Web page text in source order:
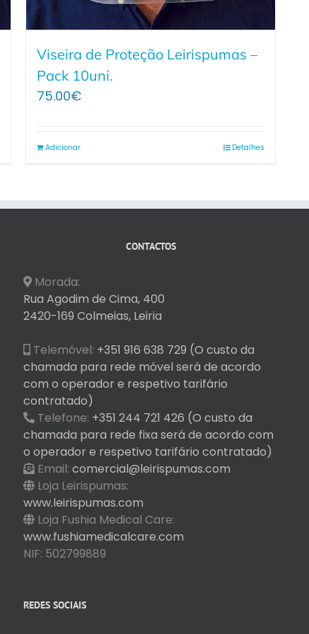
Viseira de Proteção Leirispumas –
Pack 10uni.
75.00€
Adicionar Detalhes
CONTACTOS
Morada:
Rua Agodim de Cima, 400
2420-169 Colmeias, Leiria
Telemóvel: +351 916 638 729 (O custo da
chamada para rede móvel será de acordo
com o operador e respetivo tarifário
contratado)
Telefone: +351 244 721 426 (O custo da
chamada para rede fixa será de acordo com
o operador e respetivo tarifário contratado)
Email: comercial@leirispumas.com
Loja Leirispumas:
www.leirispumas.com
Loja Fushia Medical Care:
www.fushiamedicalcare.com
NIF: 502799889
REDES SOCIAIS